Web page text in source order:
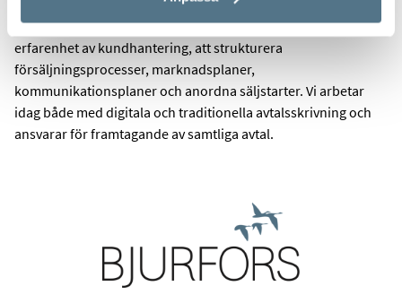
värdering, målgruppsanpassning, framtagande av grafisk
profil och försäljningsmaterial. Vi har även en gedigen
erfarenhet av kundhantering, att strukturera
försäljningsprocesser, marknadsplaner,
kommunikationsplaner och anordna säljstarter. Vi arbetar
idag både med digitala och traditionella avtalsskrivning och
ansvarar för framtagande av samtliga avtal.